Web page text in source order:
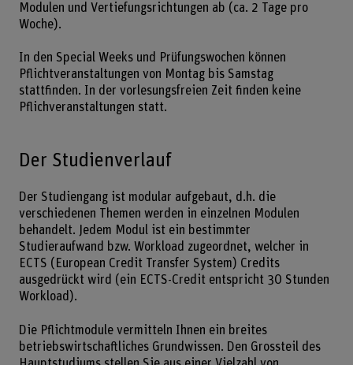
Modulen und Vertiefungsrichtungen ab (ca. 2 Tage pro
Woche).
In den Special Weeks und Prüfungswochen können
Pflichtveranstaltungen von Montag bis Samstag
stattfinden. In der vorlesungsfreien Zeit finden keine
Pflichveranstaltungen statt.
Der Studienverlauf
Der Studiengang ist modular aufgebaut, d.h. die
verschiedenen Themen werden in einzelnen Modulen
behandelt. Jedem Modul ist ein bestimmter
Studieraufwand bzw. Workload zugeordnet, welcher in
ECTS (European Credit Transfer System) Credits
ausgedrückt wird (ein ECTS-Credit entspricht 30 Stunden
Workload).
Die Pflichtmodule vermitteln Ihnen ein breites
betriebswirtschaftliches Grundwissen. Den Grossteil des